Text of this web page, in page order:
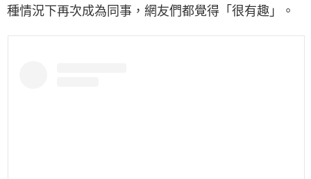
種情況下再次成為同事，網友們都覺得「很有趣」。